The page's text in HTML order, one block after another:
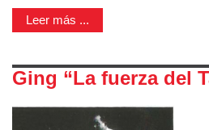
Leer más ...
Ging “La fuerza del